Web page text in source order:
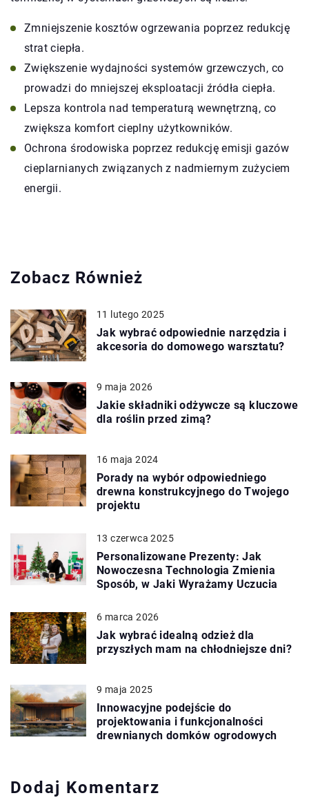
Zmniejszenie kosztów ogrzewania poprzez redukcję
strat ciepła.
Zwiększenie wydajności systemów grzewczych, co
prowadzi do mniejszej eksploatacji źródła ciepła.
Lepsza kontrola nad temperaturą wewnętrzną, co
zwiększa komfort cieplny użytkowników.
Ochrona środowiska poprzez redukcję emisji gazów
cieplarnianych związanych z nadmiernym zużyciem
energii.
Zobacz Również
11 lutego 2025
Jak wybrać odpowiednie narzędzia i
akcesoria do domowego warsztatu?
9 maja 2026
Jakie składniki odżywcze są kluczowe
dla roślin przed zimą?
16 maja 2024
Porady na wybór odpowiedniego
drewna konstrukcyjnego do Twojego
projektu
13 czerwca 2025
Personalizowane Prezenty: Jak
Nowoczesna Technologia Zmienia
Sposób, w Jaki Wyrażamy Uczucia
6 marca 2026
Jak wybrać idealną odzież dla
przyszłych mam na chłodniejsze dni?
9 maja 2025
Innowacyjne podejście do
projektowania i funkcjonalności
drewnianych domków ogrodowych
Dodaj Komentarz